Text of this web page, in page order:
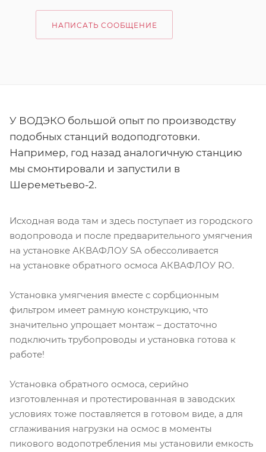
НАПИСАТЬ СООБЩЕНИЕ
У ВОДЭКО большой опыт по производству
подобных станций водоподготовки.
Например, год назад аналогичную станцию
мы смонтировали и запустили в
Шереметьево-2.
Исходная вода там и здесь поступает из городского
водопровода и после предварительного умягчения
на установке АКВАФЛОУ SA обессоливается
на установке обратного осмоса АКВАФЛОУ RO.
Установка умягчения вместе с сорбционным
фильтром имеет рамную конструкцию, что
значительно упрощает монтаж – достаточно
подключить трубопроводы и установка готова к
работе!
Установка обратного осмоса, серийно
изготовленная и протестированная в заводских
условиях тоже поставляется в готовом виде, а для
сглаживания нагрузки на осмос в моменты
пикового водопотребления мы установили емкость